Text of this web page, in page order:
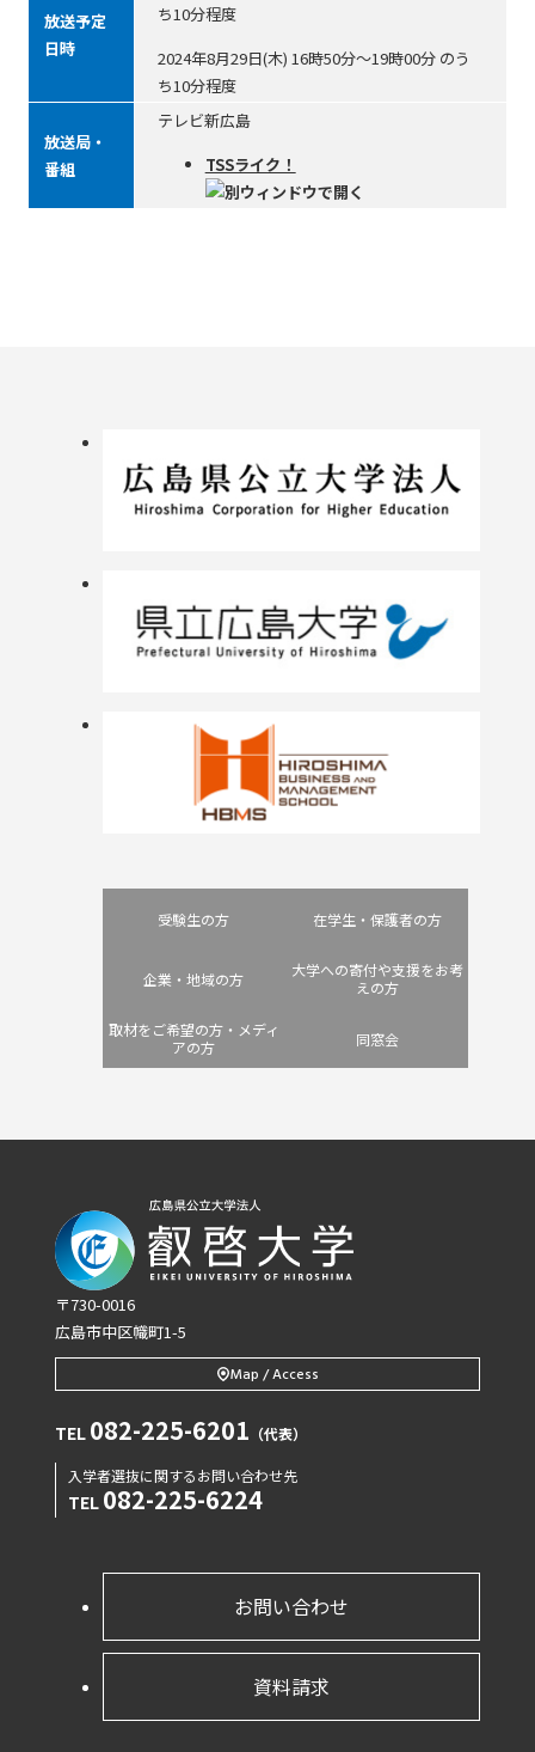
放送予定
日時
ち10分程度
2024年8月29日(木) 16時50分～19時00分 のう
ち10分程度
放送局・
番組
テレビ新広島
TSSライク！
受験生の方 在学生・保護者の方
企業・地域の方
大学への寄付や支援をお考
えの方
取材をご希望の方・メディ
アの方
同窓会
〒730-0016
広島市中区幟町1-5
Map / Access
TEL 082-225-6201 （代表）
入学者選抜に関するお問い合わせ先
TEL 082-225-6224
お問い合わせ
資料請求